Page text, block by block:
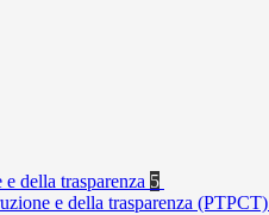
della trasparenza 5
e della trasparenza (PTPCT)